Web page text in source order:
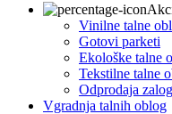
Vinilne talne
Gotovi parketi
Ekološke talne
Tekstilne talne
Odprodaja zalog
Vgradnja talnih oblog